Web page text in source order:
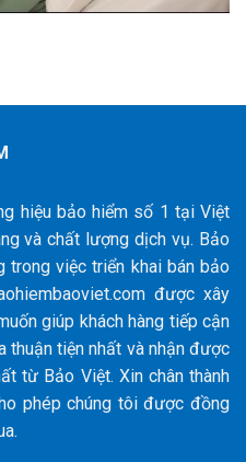
hiệu bảo hiểm số 1 tại Việt
và chất lượng dịch vụ. Bảo
việc triển khai bán bảo
được xây
giúp khách hàng tiếp cận
thuận tiện nhất và nhận được
từ Bảo Việt. Xin chân thành
phép chúng tôi được đồng